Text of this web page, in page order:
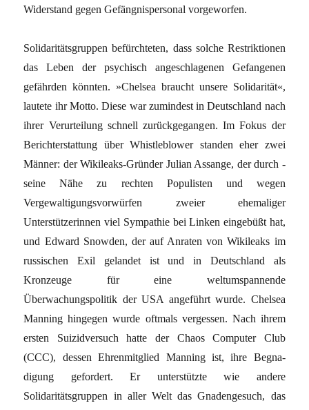
Widerstand gegen Gefängnisper­sonal vorgeworfen.
Solidaritätsgruppen befürchteten, dass solche Restriktionen
das Leben der psychisch angeschlagenen Gefangenen
gefährden könnten. »Chelsea braucht unsere Solidarität«,
lautete ihr Motto. Diese war zumindest in Deutschland nach
ihrer Verurteilung schnell zurückgegangen. Im Fokus der
Berichterstattung über Whistleblower standen eher zwei
Männer: der Wikileaks-Gründer Julian Assange, der durch ­
seine Nähe zu rechten Populisten und wegen
Vergewaltigungsvorwürfen zweier ehemaliger
Unterstützerinnen viel Sympathie bei Linken eingebüßt hat,
und Edward Snowden, der auf ­Anraten von Wikileaks im
russischen Exil gelandet ist und in Deutschland als
Kronzeuge für eine weltumspannende
Überwachungspolitik der USA an­geführt wurde. Chelsea
Manning hingegen wurde oftmals vergessen. Nach ihrem
ersten Suizidversuch hatte der Chaos Computer Club
(CCC), dessen Ehrenmitglied Manning ist, ihre Begna­
digung gefordert. Er unterstützte wie andere
Solidaritätsgruppen in aller Welt das Gnadengesuch, das